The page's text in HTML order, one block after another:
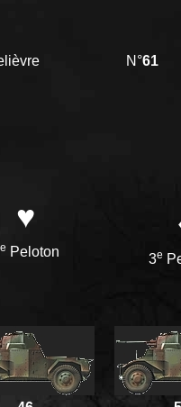
Lelièvre N°61
♥
e Peloton 3e